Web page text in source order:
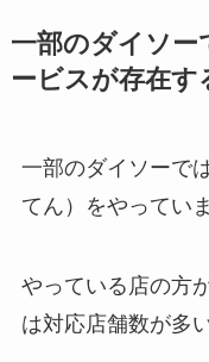
一部のダイソ
ービスが存在す
一部のダイソーで
てん）をやっていま
やっている店の方
は対応店舗数が多